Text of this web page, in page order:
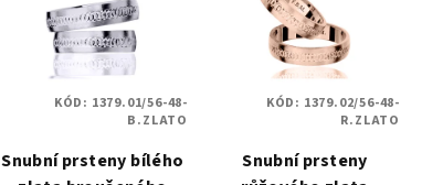
Snubní prsteny bílého
KÓD: 1379.01/56-48-
B.ZLATO
Snubní prsteny
KÓD: 1379.02/56-48-
R.ZLATO